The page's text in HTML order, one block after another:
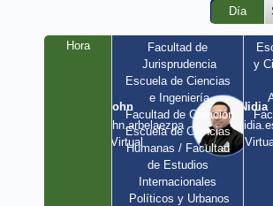
Día
Hora
John
john.arbelaezpa
/ Virtual
Facultad de
Jurisprudencia
Escuela de Ciencias
e Ingeniería
Facultad de Creación
Escuela de Ciencias
Humanas / Facultad
de Estudios
Internacionales
Políticos y Urbanos
Nidia
/
y